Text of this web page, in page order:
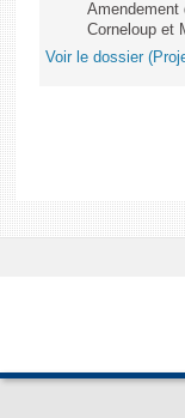
Amendement
Corneloup et
Voir le dossier